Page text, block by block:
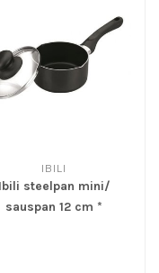
IBILI
Ibili steelpan mini/
sauspan 12 cm *